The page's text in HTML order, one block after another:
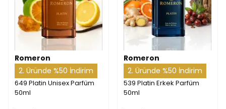
Romeron
2. Üründe %50 İndirim
649 Platin Unisex Parfüm
50ml
Romeron
2. Üründe %50 İndirim
539 Platin Erkek Parfüm
50ml